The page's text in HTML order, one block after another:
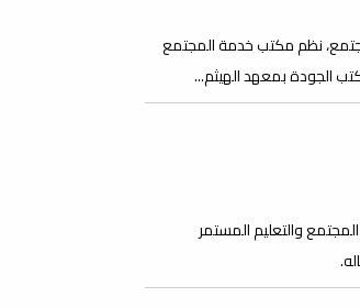
نظم مكتب خدمة المجتمع
الجودة بمعهد الهيثم...
اصدر مكتب خدمة المجتمع والتعليم المستمر